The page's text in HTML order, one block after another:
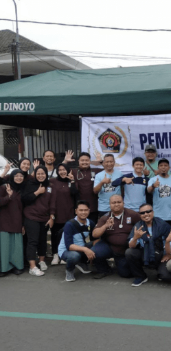
W
M
A
L
A
G
R
A
Y
A
B
E
R
S
A
M
A
D
J
A